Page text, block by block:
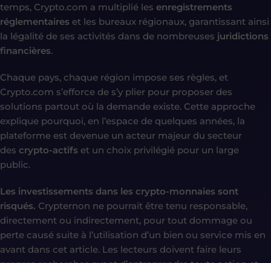
temps, Crypto.com a multiplié les enregistrements
réglementaires et les bureaux régionaux, garantissant ainsi
la légalité de ses activités dans de nombreuses juridictions
financières.
Chaque pays, chaque région impose ses règles, et
Crypto.com s’efforce de s’y plier pour proposer des
solutions partout où la demande existe. Cette approche
explique pourquoi, en l’espace de quelques années, la
plateforme est devenue un acteur majeur du secteur
des crypto-actifs et un choix privilégié pour un large
public.
Les investissements dans les crypto-monnaies sont
risqués. Crypternon ne pourrait être tenu responsable,
directement ou indirectement, pour tout dommage ou
perte causé suite à l’utilisation d’un bien ou service mis en
avant dans cet article. Les lecteurs doivent faire leurs